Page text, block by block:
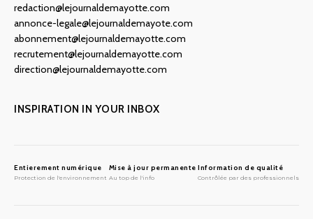
redaction@lejournaldemayotte.com
annonce-legale@lejournaldemayote.com
abonnement@lejournaldemayotte.com
recrutement@lejournaldemayotte.com
direction@lejournaldemayotte.com
INSPIRATION IN YOUR INBOX
Entierement numérique
Protection de l'environnement
Mise à jour permanente
Au top de l'info
Information de qualité
Contrôlée par des professionnels